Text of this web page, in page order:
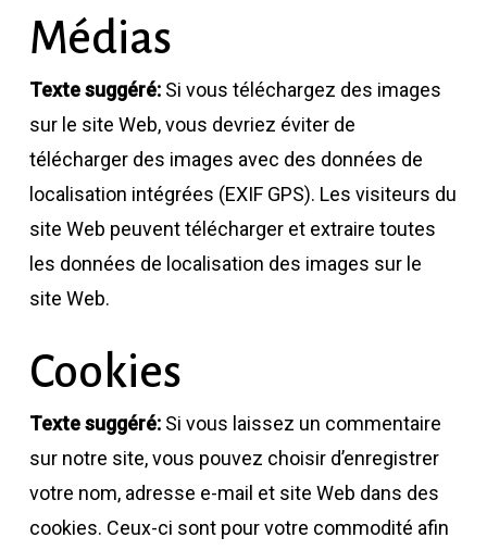
Médias
Texte suggéré: Si vous téléchargez des images
sur le site Web, vous devriez éviter de
télécharger des images avec des données de
localisation intégrées (EXIF GPS). Les visiteurs du
site Web peuvent télécharger et extraire toutes
les données de localisation des images sur le
site Web.
Cookies
Texte suggéré:Si vous laissez un commentaire
sur notre site, vous pouvez choisir d’enregistrer
votre nom, adresse e-mail et site Web dans des
cookies. Ceux-ci sont pour votre commodité afin